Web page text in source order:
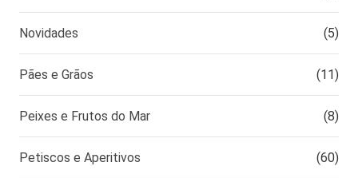
Novidades (5)
Pães e Grãos (11)
Peixes e Frutos do Mar (8)
Petiscos e Aperitivos (60)